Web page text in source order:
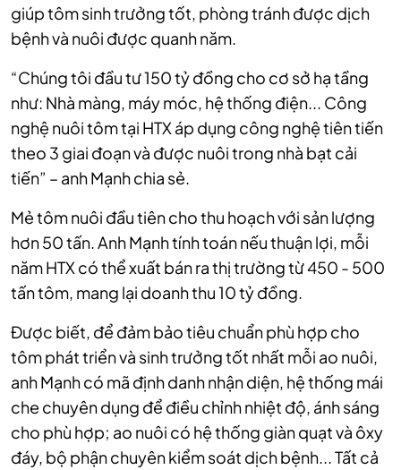
giúp tôm sinh trưởng tốt, phòng tránh được dịch
bệnh và nuôi được quanh năm.
“Chúng tôi đầu tư 150 tỷ đồng cho cơ sở hạ tầng
như: Nhà màng, máy móc, hệ thống điện... Công
nghệ nuôi tôm tại HTX áp dụng công nghệ tiên tiến
theo 3 giai đoạn và được nuôi trong nhà bạt cải
tiến” – anh Mạnh chia sẻ.
Mẻ tôm nuôi đầu tiên cho thu hoạch với sản lượng
hơn 50 tấn. Anh Mạnh tính toánnếu thuận lợi, mỗi
năm HTX có thể xuất bán ra thị trường từ 450 - 500
tấn tôm, mang lại doanh thu 10 tỷ đồng.
Được biết, để đảm bảo tiêu chuẩn phù hợp cho
tôm phát triển và sinh trưởng tốt nhất mỗi ao nuôi,
anh Mạnh có mã định danh nhận diện, hệ thống mái
che chuyên dụng để điều chỉnh nhiệt độ, ánh sáng
cho phù hợp; ao nuôi có hệ thống giàn quạt và ôxy
đáy, bộ phận chuyên kiểm soát dịch bệnh... Tất cả